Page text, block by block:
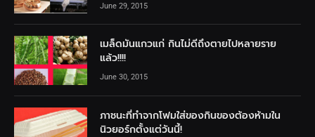
June 29, 2015
เมล็ดมันแกวแก่ กินไม่ดีถึงตายไปหลายราย
แล้ว!!!!
June 30, 2015
ภาชนะที่ทำจากโฟมใส่ของกินของต้องห้ามใน
นิวยอร์กตั้งแต่วันนี้!